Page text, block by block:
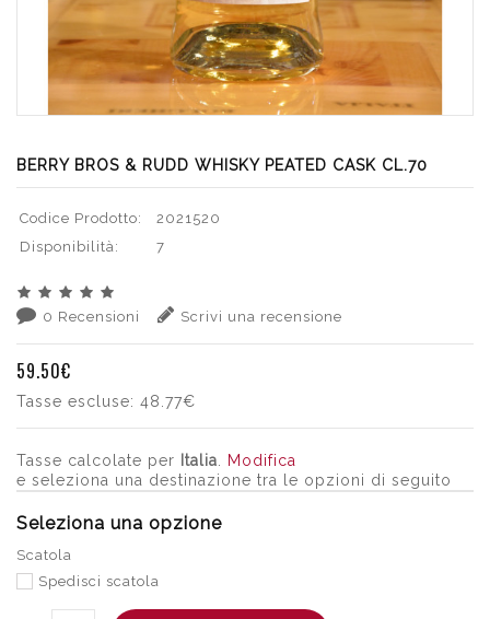
BERRY BROS & RUDD WHISKY PEATED CASK CL.70
Codice Prodotto:
2021520
Disponibilità:
7
0 Recensioni Scrivi una recensione
59.50€
Tasse escluse: 48.77€
Tasse calcolate per Italia
Modifica
e seleziona una destinazione tra le opzioni di seguito
Seleziona una opzione
Scatola
Spedisci scatola